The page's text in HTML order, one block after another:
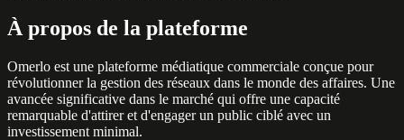
À propos de la plateforme
Omerlo est une plateforme médiatique commerciale conçue pour
révolutionner la gestion des réseaux dans le monde des affaires. Une
avancée significative dans le marché qui offre une capacité
remarquable d'attirer et d'engager un public ciblé avec un
investissement minimal.